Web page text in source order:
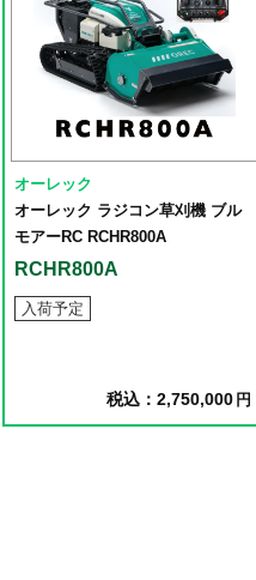
オーレック
オーレック ラジコン草刈機 ブル
モアーRC RCHR800A
RCHR800A
入荷予定
税込：2,750,000 円